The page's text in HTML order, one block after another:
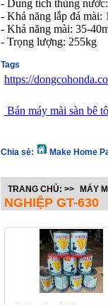
- Dung tích thùng
- Khả năng lắp đá mài:
- Khả năng mài: 35-
- Trọng lượng: 255kg
Tags
https://
Bán máy mài sàn bê
Chia sẻ: Make Home
TRANG CHỦ: >> MÁY
NGHIỆP GT-630